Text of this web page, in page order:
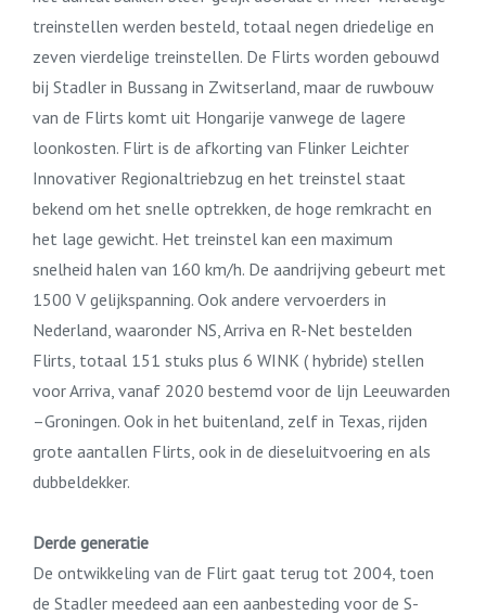
treinstellen werden besteld, totaal negen driedelige en
zeven vierdelige treinstellen. De Flirts worden gebouwd
bij Stadler in Bussang in Zwitserland, maar de ruwbouw
van de Flirts komt uit Hongarije vanwege de lagere
loonkosten. Flirt is de afkorting van Flinker Leichter
Innovativer Regionaltriebzug en het treinstel staat
bekend om het snelle optrekken, de hoge remkracht en
het lage gewicht. Het treinstel kan een maximum
snelheid halen van 160 km/h. De aandrijving gebeurt met
1500 V gelijkspanning. Ook andere vervoerders in
Nederland, waaronder NS, Arriva en R-Net bestelden
Flirts, totaal 151 stuks plus 6 WINK ( hybride) stellen
voor Arriva, vanaf 2020 bestemd voor de lijn Leeuwarden
–Groningen. Ook in het buitenland, zelf in Texas, rijden
grote aantallen Flirts, ook in de dieseluitvoering en als
dubbeldekker.
Derde generatie
De ontwikkeling van de Flirt gaat terug tot 2004, toen
de Stadler meedeed aan een aanbesteding voor de S-